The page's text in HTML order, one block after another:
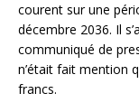
courent sur une
décembre 2036. Il
communiqué de
n’était fait mention
francs.